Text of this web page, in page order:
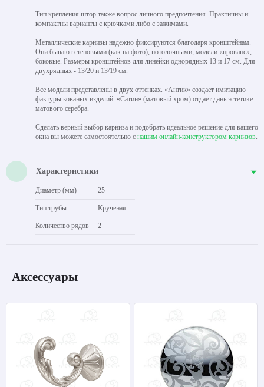
Тип крепления штор также вопрос личного предпочтения. Практичны и
компактны варианты с крючками либо с зажимами.
Металлические карнизы надежно фиксируются благодаря кронштейнам.
Они бывают стеновыми (как на фото), потолочными, модели «прованс»,
боковые. Размеры кронштейнов для линейки однорядных 13 и 17 см. Для
двухрядных - 13/20 и 13/19 см.
Все модели представлены в двух оттенках. «Антик» создает имитацию
фактуры кованых изделий. «Сатин» (матовый хром) отдает дань эстетике
матового серебра.
Сделать верный выбор карниза и подобрать идеальное решение для вашего
окна вы можете самостоятельно с нашим онлайн-конструктором карнизов.
Характеристики
Диаметр (мм) 25
Тип трубы Крученая
Количество рядов 2
Аксессуары